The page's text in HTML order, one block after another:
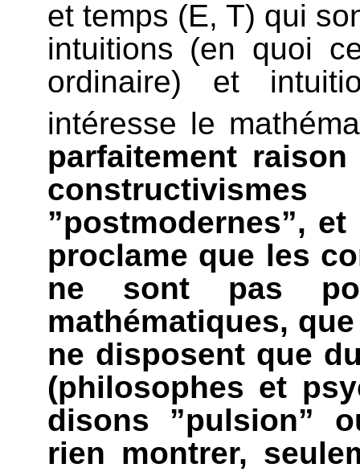
et temps (E, T) qui
intuitions (en quoi
ordinaire) et
intéresse le
parfaitement
”postmodernes”,
proclame que les
ne sont pas
mathématiques,
ne disposent que
(philosophes et
disons ”pulsion”
rien montrer,